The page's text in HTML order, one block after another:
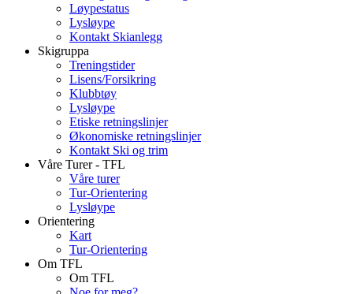
Løypestatus
Lysløype
Kontakt Skianlegg
Skigruppa
Treningstider
Lisens/Forsikring
Klubbtøy
Lysløype
Etiske retningslinjer
Økonomiske retningslinjer
Kontakt Ski og trim
Våre Turer - TFL
Våre turer
Tur-Orientering
Lysløype
Orientering
Kart
Tur-Orientering
Om TFL
Om TFL